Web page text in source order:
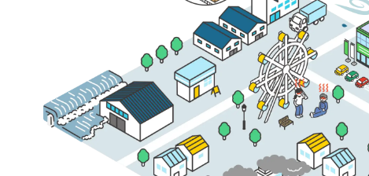
スポー
気候テック 放送気象
ヘリコプター・小型機気
象
ドロー